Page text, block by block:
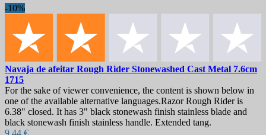
-10%
Navaja de afeitar Rough Rider Stonewashed Cast Metal 7.6cm
1715
For the sake of viewer convenience, the content is shown below in
one of the available alternative languages.Razor Rough Rider is
6.38" closed. It has 3" black stonewash finish stainless blade and
black stonewash finish stainless handle. Extended tang.